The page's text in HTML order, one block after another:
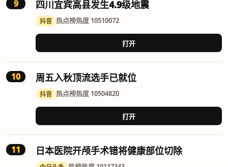
9 四川宜宾高县发生4.9级地震
抖音 热点榜热度 10510072
打开
10 周五入秋顶流选手已就位
抖音 热点榜热度 10504820
打开
11 日本医院开颅手术错将健康部位切除